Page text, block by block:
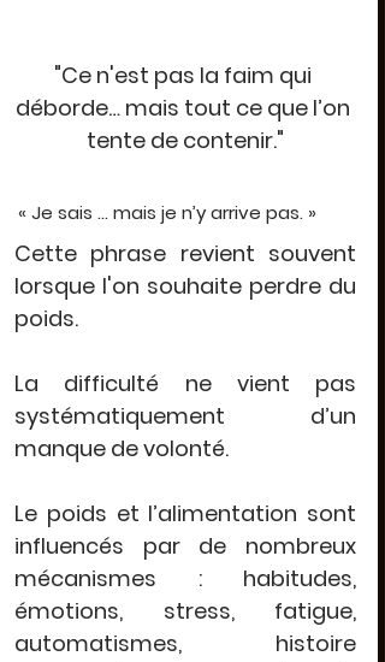
"Ce n'est pas la faim qui
déborde… mais tout ce que l’on
tente de contenir."
« Je sais … mais je n’y arrive pas. »
Cette phrase revient souvent
lorsque l'on souhaite perdre du
poids.
La difficulté ne vient pas
systématiquement d’un
manque de volonté.
Le poids et l’alimentation sont
influencés par de nombreux
mécanismes : habitudes,
émotions, stress, fatigue,
automatismes, histoire